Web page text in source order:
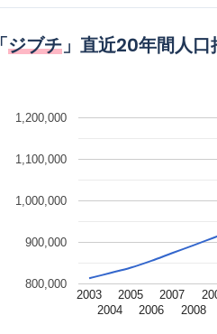
「ジブチ」直近20年間人口
2003
2004
2005
2006
2007
2008
800,000
900,000
1,000,000
1,100,000
1,200,000